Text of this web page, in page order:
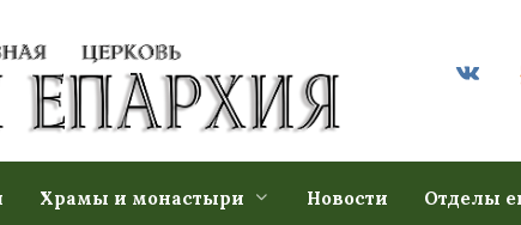
Храмы и монастыри Новости Отделы